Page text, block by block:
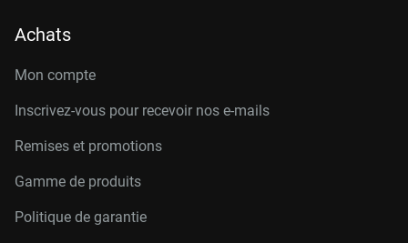
Achats
Mon compte
Inscrivez-vous pour recevoir nos e-mails
Remises et promotions
Gamme de produits
Politique de garantie